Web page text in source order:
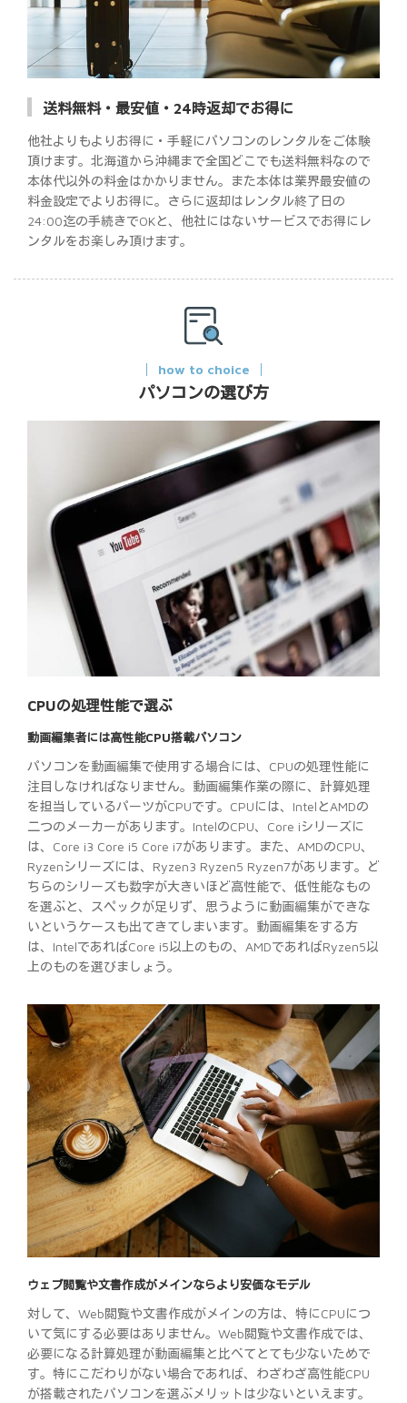
送料無料・最安値・24時返却でお得に
他社よりもよりお得に・手軽にパソコンのレンタルをご体験
頂けます。北海道から沖縄まで全国どこでも送料無料なので
本体代以外の料金はかかりません。また本体は業界最安値の
料金設定でよりお得に。さらに返却はレンタル終了日の
24:00迄の手続きでOKと、他社にはないサービスでお得にレ
ンタルをお楽しみ頂けます。
how to choice
パソコンの選び方
CPUの処理性能で選ぶ
動画編集者には高性能CPU搭載パソコン
パソコンを動画編集で使用する場合には、CPUの処理性能に
注目しなければなりません。動画編集作業の際に、計算処理
を担当しているパーツがCPUです。CPUには、IntelとAMDの
二つのメーカーがあります。IntelのCPU、Core iシリーズに
は、Core i3 Core i5 Core i7があります。また、AMDのCPU、
Ryzenシリーズには、Ryzen3 Ryzen5 Ryzen7があります。ど
ちらのシリーズも数字が大きいほど高性能で、低性能なもの
を選ぶと、スペックが足りず、思うように動画編集ができな
いというケースも出てきてしまいます。動画編集をする方
は、IntelであればCore i5以上のもの、AMDであればRyzen5以
上のものを選びましょう。
ウェブ閲覧や文書作成がメインならより安価なモデル
対して、Web閲覧や文書作成がメインの方は、特にCPUにつ
いて気にする必要はありません。Web閲覧や文書作成では、
必要になる計算処理が動画編集と比べてとても少ないためで
す。特にこだわりがない場合であれば、わざわざ高性能CPU
が搭載されたパソコンを選ぶメリットは少ないといえます。